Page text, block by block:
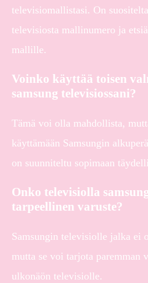
televisiomallistasi. On
televisiosta mallinumero ja
mallille.
Voinko käyttää toisen
samsung televisiossani?
Tämä voi olla mahdollista,
käyttämään Samsungin
on suunniteltu sopimaan
Onko televisiolla
tarpeellinen varuste?
Samsungin televisiolle jalka ei
mutta se voi tarjota paremman
ulkonäön televisiolle.